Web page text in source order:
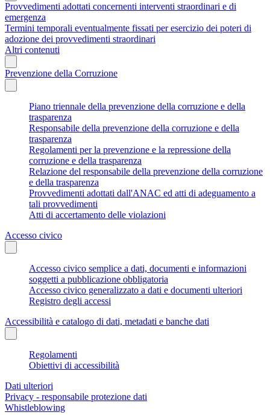
Provvedimenti adottati concernenti interventi straordinari e di
emergenza
Termini temporali eventualmente fissati per esercizio dei poteri di
adozione dei provvedimenti straordinari
Altri contenuti
Prevenzione della Corruzione
Piano triennale della prevenzione della corruzione e della
trasparenza
Responsabile della prevenzione della corruzione e della
trasparenza
Regolamenti per la prevenzione e la repressione della
corruzione e della trasparenza
Relazione del responsabile della prevenzione della corruzione
e della trasparenza
Provvedimenti adottati dall'ANAC ed atti di adeguamento a
tali provvedimenti
Atti di accertamento delle violazioni
Accesso civico
Accesso civico semplice a dati, documenti e informazioni
soggetti a pubblicazione obbligatoria
Accesso civico generalizzato a dati e documenti ulteriori
Registro degli accessi
Accessibilità e catalogo di dati, metadati e banche dati
Regolamenti
Obiettivi di accessibilità
Dati ulteriori
Privacy - responsabile protezione dati
Whistleblowing